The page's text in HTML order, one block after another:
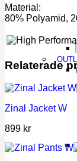
Material:
80% Polyamid,
Relaterade
Zinal Jacket W
899 kr